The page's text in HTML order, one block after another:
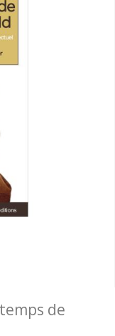
temps de